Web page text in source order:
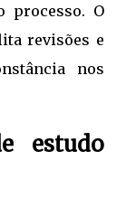
processo. O
revisões e
nos
estudo